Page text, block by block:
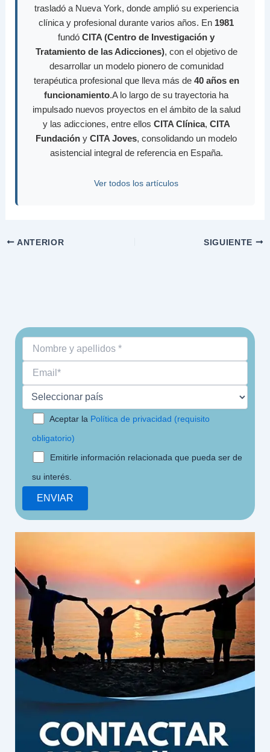
trasladó a Nueva York, donde amplió su experiencia
clínica y profesional durante varios años. En 1981
fundó CITA (Centro de Investigación y
Tratamiento de las Adicciones), con el objetivo de
desarrollar un modelo pionero de comunidad
terapéutica profesional que lleva más de 40 años en
funcionamiento.A lo largo de su trayectoria ha
impulsado nuevos proyectos en el ámbito de la salud
y las adicciones, entre ellos CITA Clínica, CITA
Fundación y CITA Joves, consolidando un modelo
asistencial integral de referencia en España.
Ver todos los artículos
ANTERIOR SIGUIENTE
Aceptar la Política de privacidad (requisito
obligatorio)
Emitirle información relacionada que pueda ser de
su interés.